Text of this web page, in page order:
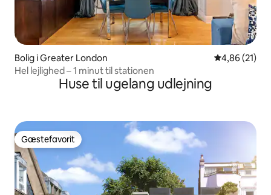
Bolig i Greater London 4,86 ud af 5
4,86 (21)
Hel lejlighed – 1 minut til stationen
Huse til ugelang udlejning
Gæstefavorit
Gæstefavorit